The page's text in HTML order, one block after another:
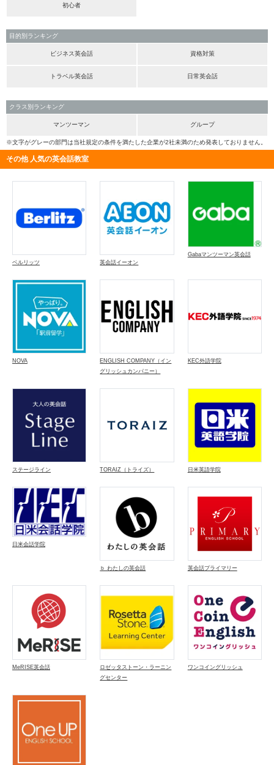
初心者
目的別ランキング
ビジネス英会話 資格対策
トラベル英会話 日常英会話
クラス別ランキング
マンツーマン グループ
※文字がグレーの部門は当社規定の条件を満たした企業が2社未満のため発表しておりません。
その他 人気の英会話教室
ベルリッツ 英会話イーオン
Gabaマンツーマン英会話
NOVA
ENGLISH COMPANY（イン
グリッシュカンパニー）
KEC外語学院
ステージライン TORAIZ（トライズ） 日米英語学院
日米会話学院
ｂ わたしの英会話 英会話プライマリー
MeRISE英会話
ロゼッタストーン・ラーニン
グセンター
ワンコイングリッシュ